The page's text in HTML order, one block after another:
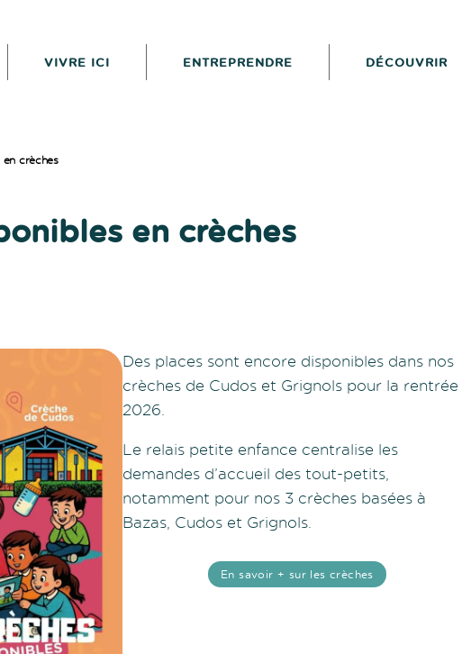
VIVRE ICI ENTREPRENDRE DÉCOUVRIR
en crèches
en crèches
Des places sont encore disponibles dans nos
crèches de Cudos et Grignols pour la rentrée
2026.
Le relais petite enfance centralise les
demandes d’accueil des tout-petits,
notamment pour nos 3 crèches basées à
Bazas, Cudos et Grignols.
En savoir + sur les crèches